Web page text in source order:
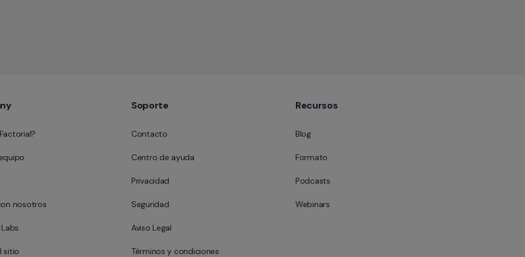
nosotros
sitio
Soporte
Contacto
Centro de ayuda
Privacidad
Seguridad
Aviso Legal
Términos y condiciones
Recursos
Blog
Formato
Podcasts
Webinars